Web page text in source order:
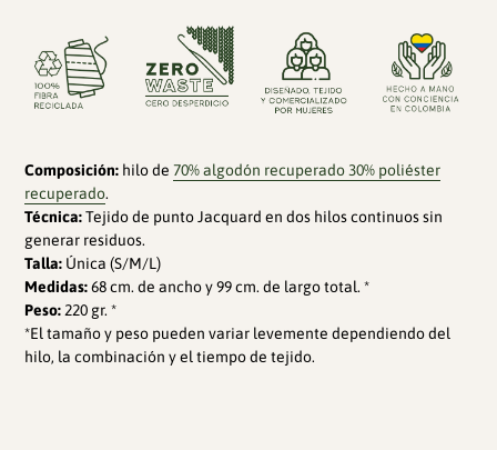
Composición: hilo de 70% algodón recuperado 30% poliéster
recuperado.
Técnica:Tejido de punto Jacquard en dos hilos continuos sin
generar residuos.
Talla: Única (S/M/L)
Medidas:68 cm. de ancho y 99 cm. de largo total. *
Peso: 220 gr. *
*El tamaño y peso pueden variar levemente dependiendo del
hilo, la combinación y el tiempo de tejido.